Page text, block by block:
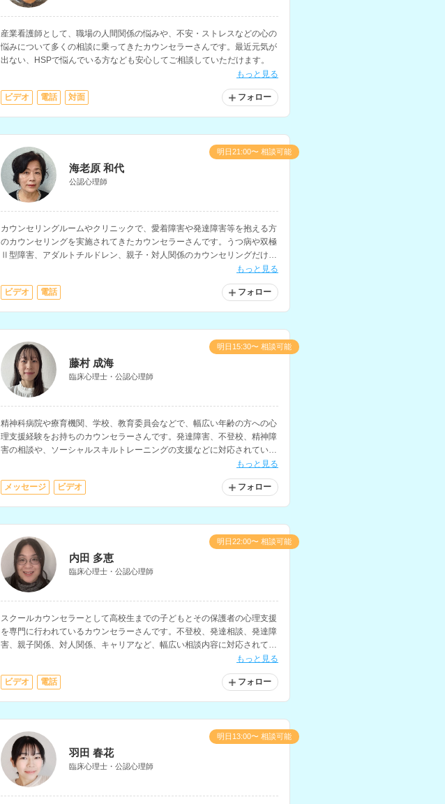
産業看護師として、職場の人間関係の悩みや、不安・ストレスなどの心の
悩みについて多くの相談に乗ってきたカウンセラーさんです。最近元気が
出ない、HSPで悩んでいる方なども安心してご相談していただけます。
もっと見る
ビデオ 電話 対面 フォロー
海老原 和代
公認心理師
カウンセリングルームやクリニックで、愛着障害や発達障害等を抱える方
のカウンセリングを実施されてきたカウンセラーさんです。うつ病や双極
Ⅱ型障害、アダルトチルドレン、親子・対人関係のカウンセリングだけで
なく、小中学校で10年以上の教育相談経験をお持ちで、不登校や引きこも
もっと見る
ビデオ 電話 フォロー
明日21:00〜 相談可能
藤村 成海
臨床心理士・公認心理師
精神科病院や療育機関、学校、教育委員会などで、幅広い年齢の方への心
理支援経験をお持ちのカウンセラーさんです。発達障害、不登校、精神障
害の相談や、ソーシャルスキルトレーニングの支援などに対応されていま
もっと見る
メッセージ ビデオ フォロー
明日15:30〜 相談可能
内田 多恵
臨床心理士・公認心理師
スクールカウンセラーとして高校生までの子どもとその保護者の心理支援
を専門に行われているカウンセラーさんです。不登校、発達相談、発達障
害、親子関係、対人関係、キャリアなど、幅広い相談内容に対応されてい
もっと見る
ビデオ 電話 フォロー
明日22:00〜 相談可能
羽田 春花
臨床心理士・公認心理師
明日13:00〜 相談可能